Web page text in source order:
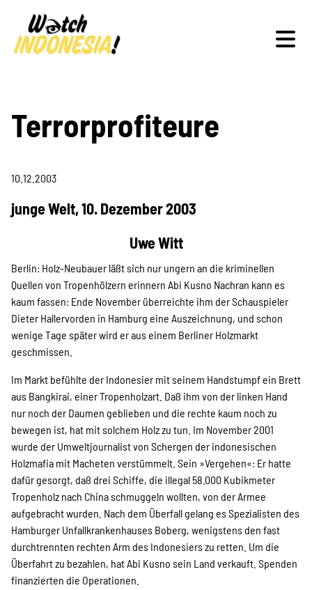
Schwerpunkte
Veranstaltungen
Publikationen
Projekte
Kampagne
Stellenangebote
Werde Mitglied
Newsletter abonnieren
Terrorprofiteure
10.12.2003
junge Welt, 10. Dezember 2003
Uwe Witt
Berlin: Holz-Neubauer läßt sich nur ungern an die kriminellen
Quellen von Tropenhölzern erinnern Abi Kusno Nachran kann es
kaum fassen: Ende November überreichte ihm der Schauspieler
Dieter Hallervorden in Hamburg eine Auszeichnung, und schon
wenige Tage später wird er aus einem Berliner Holzmarkt
geschmissen.
Im Markt befühlte der Indonesier mit seinem Handstumpf ein Brett
aus Bangkirai, einer Tropenholzart. Daß ihm von der linken Hand
nur noch der Daumen geblieben und die rechte kaum noch zu
bewegen ist, hat mit solchem Holz zu tun. Im November 2001
wurde der Umweltjournalist von Schergen der indonesischen
Holzmafia mit Macheten verstümmelt. Sein »Vergehen«: Er hatte
dafür gesorgt, daß drei Schiffe, die illegal 58.000 Kubikmeter
Tropenholz nach China schmuggeln wollten, von der Armee
aufgebracht wurden. Nach dem Überfall gelang es Spezialisten des
Hamburger Unfallkrankenhauses Boberg, wenigstens den fast
durchtrennten rechten Arm des Indonesiers zu retten. Um die
Überfahrt zu bezahlen, hat Abi Kusno sein Land verkauft. Spenden
finanzierten die Operationen.